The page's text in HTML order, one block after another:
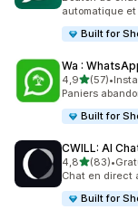
automatique
Built for
Wa :
4,9étoile(s) sur
(57)
57 avis au total
•
Paniers
Built for
CWILL: AI
4,8étoile(s) sur
(83)
83 avis au total
•
Chat en direct
Built for